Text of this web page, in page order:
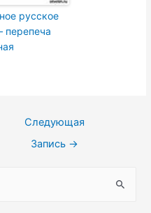
русское
перепеча
Следующая
Запись →